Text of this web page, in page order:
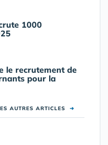
1000
le recrutement de
pour la
AUTRES ARTICLES ➜